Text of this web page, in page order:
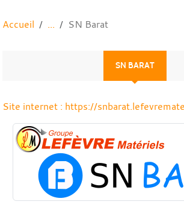
Accueil SN Barat
SN BARAT
Site internet : https://